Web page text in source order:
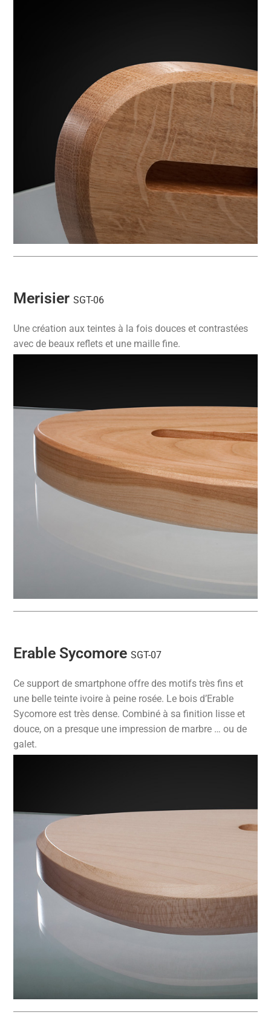
Merisier SGT-06
Une création aux teintes à la fois douces et contrastées
avec de beaux reflets et une maille fine.
Erable Sycomore SGT-07
Ce support de smartphone offre des motifs très fins et
une belle teinte ivoire à peine rosée. Le bois d’Erable
Sycomore est très dense. Combiné à sa finition lisse et
douce, on a presque une impression de marbre … ou de
galet.